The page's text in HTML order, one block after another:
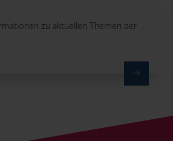
zu aktuellen Themen der